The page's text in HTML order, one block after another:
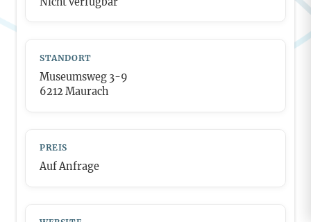
STANDORT
Museumsweg 3-9
6212 Maurach
PREIS
Auf Anfrage